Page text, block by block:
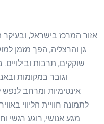
אזור המרכז בישראל,
גן והרצליה, הפך מזמן
שוקקים, תרבות
וגובר במקומות
אינטימיות ומרחב
לתמונה חוויית הליווי
מגע אנושי, רוגע רגשי